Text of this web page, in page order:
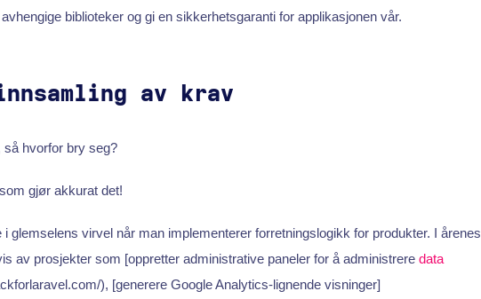
biblioteker og gi en sikkerhetsgaranti for applikasjonen vår.
av krav
hvorfor bry seg?
gjør akkurat det!
glemselens virvel når man implementerer forretningslogikk for produkter. I årenes
av prosjekter som [oppretter administrative paneler for å administrere data
), [generere Google Analytics-lignende visninger]